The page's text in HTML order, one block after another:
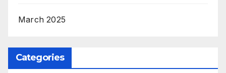
March 2025
Categories